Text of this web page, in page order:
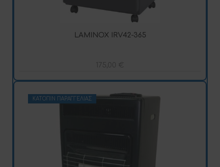
LAMINOX IRV42-365
175,00 €
ΚΑΤΌΠΙΝ ΠΑΡΑΓΓΕΛΊΑΣ